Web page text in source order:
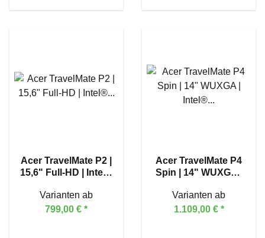
Acer TravelMate P2 |
15,6" Full-HD | Intel®
Varianten ab
799,00 € *
Acer TravelMate P4
Spin | 14" WUXGA |
155U | Touch
Varianten ab
1.109,00 € *